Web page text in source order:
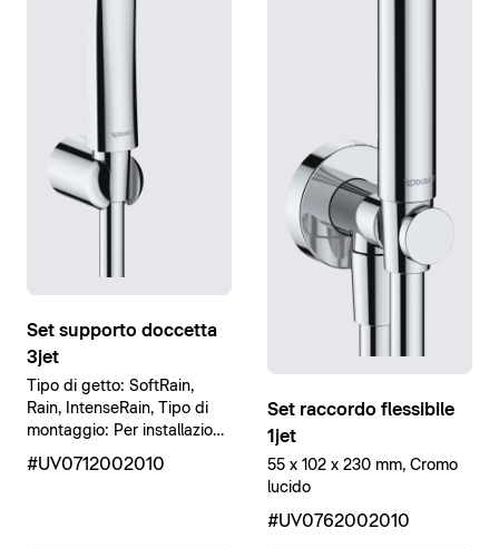
Set supporto doccetta
3jet
Tipo di getto: SoftRain,
Rain, IntenseRain, Tipo di
montaggio: Per installazione
a parete, Cromo lucido
#UV0712002010
Set raccordo flessibile
1jet
55 x 102 x 230 mm, Cromo
lucido
#UV0762002010